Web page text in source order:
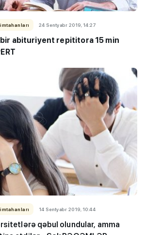
24 Sentyabr 2019, 14:27
abituriyent repititora 15 min
14 Sentyabr 2019, 10:44
qəbul olundular, amma